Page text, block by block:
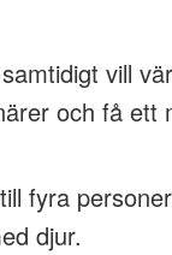
vill
och få ett
fyra
djur.